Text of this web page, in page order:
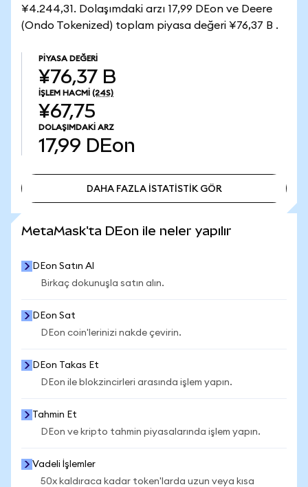
¥4.244,31. Dolaşımdaki arzı 17,99 DEon ve Deere
(Ondo Tokenized) toplam piyasa değeri ¥76,37 B .
PIYASA DEĞERI
¥76,37 B
İŞLEM HACMI (24S)
¥67,75
DOLAŞIMDAKI ARZ
17,99 DEon
DAHA FAZLA İSTATİSTİK GÖR
MetaMask'ta DEon ile neler yapılır
DEon Satın Al
Birkaç dokunuşla satın alın.
DEon Sat
DEon coin'lerinizi nakde çevirin.
DEon Takas Et
DEon ile blokzincirleri arasında işlem yapın.
Tahmin Et
DEon ve kripto tahmin piyasalarında işlem yapın.
Vadeli İşlemler
50x kaldıraca kadar token'larda uzun veya kısa